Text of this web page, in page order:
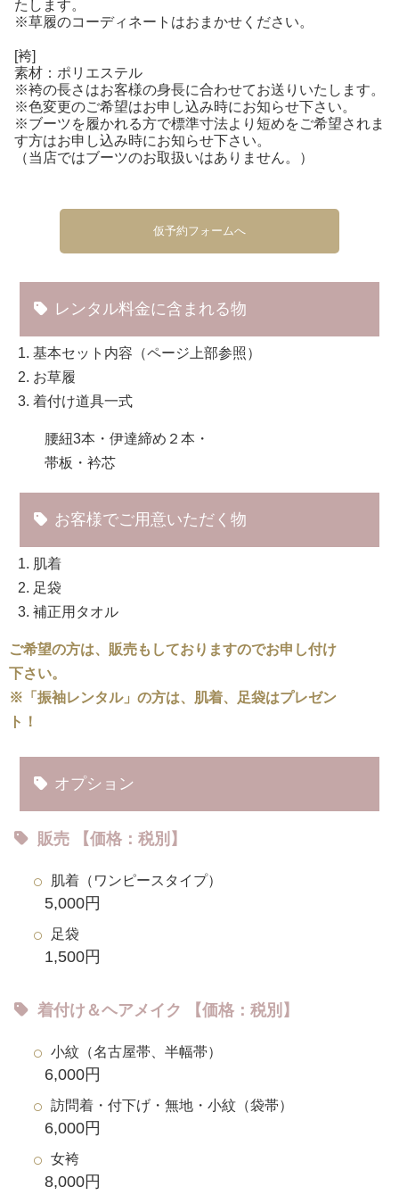
たします。
※草履のコーディネートはおまかせください。
[袴]
素材：ポリエステル
※袴の長さはお客様の身長に合わせてお送りいたします。
※色変更のご希望はお申し込み時にお知らせ下さい。
※ブーツを履かれる方で標準寸法より短めをご希望されま
す方はお申し込み時にお知らせ下さい。
（当店ではブーツのお取扱いはありません。）
仮予約フォームへ
レンタル料金に含まれる物
基本セット内容（ページ上部参照）
お草履
着付け道具一式
腰紐3本・伊達締め２本・
帯板・衿芯
お客様でご用意いただく物
肌着
足袋
補正用タオル
ご希望の方は、販売もしておりますのでお申し付け
下さい。
※「振袖レンタル」の方は、肌着、足袋はプレゼン
ト！
オプション
販売 【価格：税別】
肌着（ワンピースタイプ）
5,000円
足袋
1,500円
着付け＆ヘアメイク 【価格：税別】
小紋（名古屋帯、半幅帯）
6,000円
訪問着・付下げ・無地・小紋（袋帯）
6,000円
女袴
8,000円